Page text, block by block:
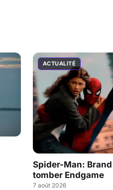
ACTUALITÉ
Spider-Man:
tomber Endgame
7 août 2026